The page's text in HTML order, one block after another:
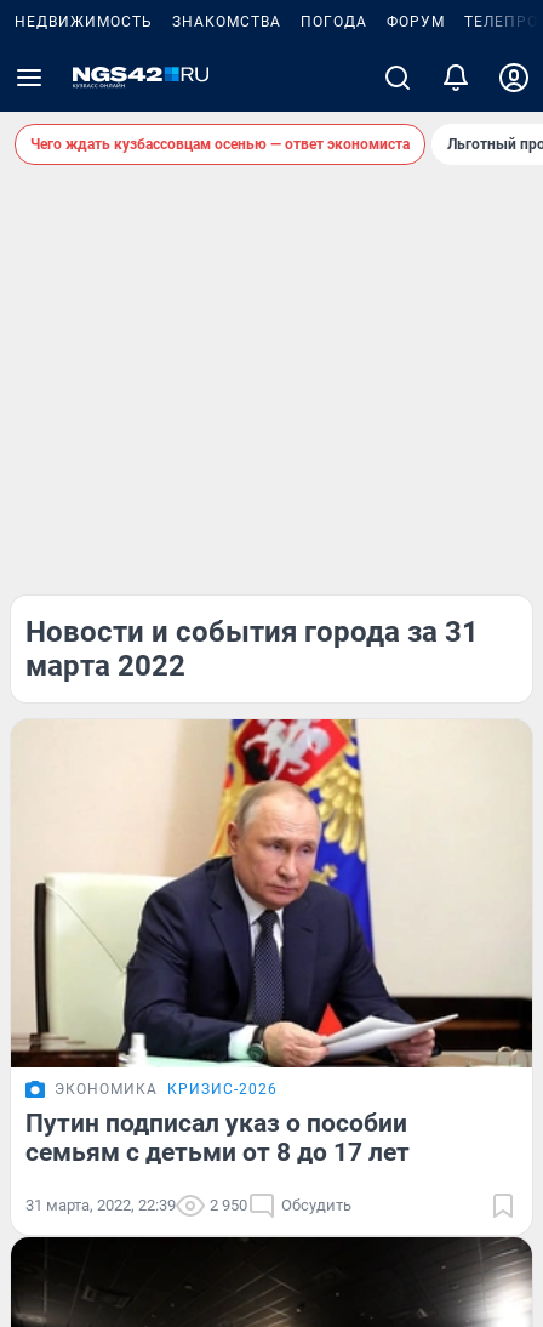
НЕДВИЖИМОСТЬ ЗНАКОМСТВА ПОГОДА ФОРУМ
Чего ждать кузбассовцам осенью — ответ экономиста Льготный
Новости и события города за 31
марта 2022
ЭКОНОМИКА КРИЗИС-2026
Путин подписал указ о пособии
семьям с детьми от 8 до 17 лет
31 марта, 2022, 22:39 2 950 Обсудить